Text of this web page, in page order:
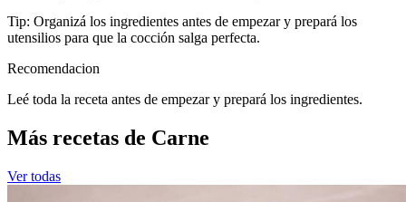
Tip: Organizá los ingredientes antes de empezar y prepará los
utensilios para que la cocción salga perfecta.
Recomendacion
Leé toda la receta antes de empezar y prepará los ingredientes.
Más recetas de Carne
Ver todas